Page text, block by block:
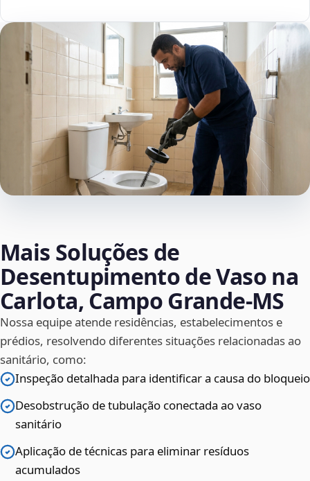
Mais Soluções de
Desentupimento de Vaso na
Carlota, Campo Grande‑MS
Nossa equipe atende residências, estabelecimentos e
prédios, resolvendo diferentes situações relacionadas ao
sanitário, como:
Inspeção detalhada para identificar a causa do bloqueio
Desobstrução de tubulação conectada ao vaso
sanitário
Aplicação de técnicas para eliminar resíduos
acumulados